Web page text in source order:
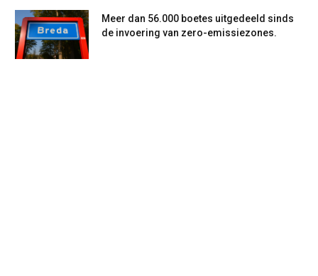
Meer dan 56.000 boetes uitgedeeld sinds
de invoering van zero-emissiezones.